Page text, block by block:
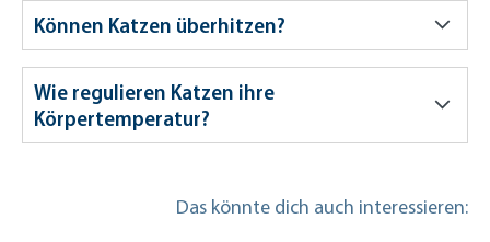
Können Katzen überhitzen?
Wie regulieren Katzen ihre
Körpertemperatur?
Das könnte dich auch interessieren: